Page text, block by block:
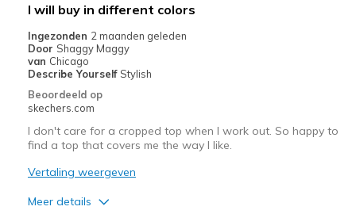
I will buy in different colors
Ingezonden 2 maanden geleden
Door Shaggy Maggy
van Chicago
Describe Yourself Stylish
Beoordeeld op
skechers.com
I don't care for a cropped top when I work out. So happy to
find a top that covers me the way I like.
Vertaling weergeven
Meer details